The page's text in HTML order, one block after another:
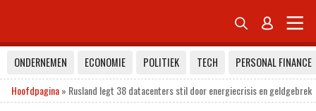
 
ONDERNEMEN ECONOMIE POLITIEK TECH
PERSONAL FINANCE
Hoofdpagina» Rusland legt 38 datacenters stil door energiecrisis en geldgebrek